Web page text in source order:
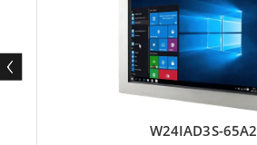
W24IAD3S-65A2